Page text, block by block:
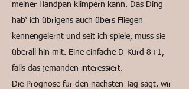
meiner Handpan klimpern kann. Das Ding
hab‘ ich übrigens auch übers Fliegen
kennengelernt und seit ich spiele, muss sie
überall hin mit. Eine einfache D-Kurd 8+1,
falls das jemanden interessiert.
Die Prognose für den nächsten Tag sagt, wir